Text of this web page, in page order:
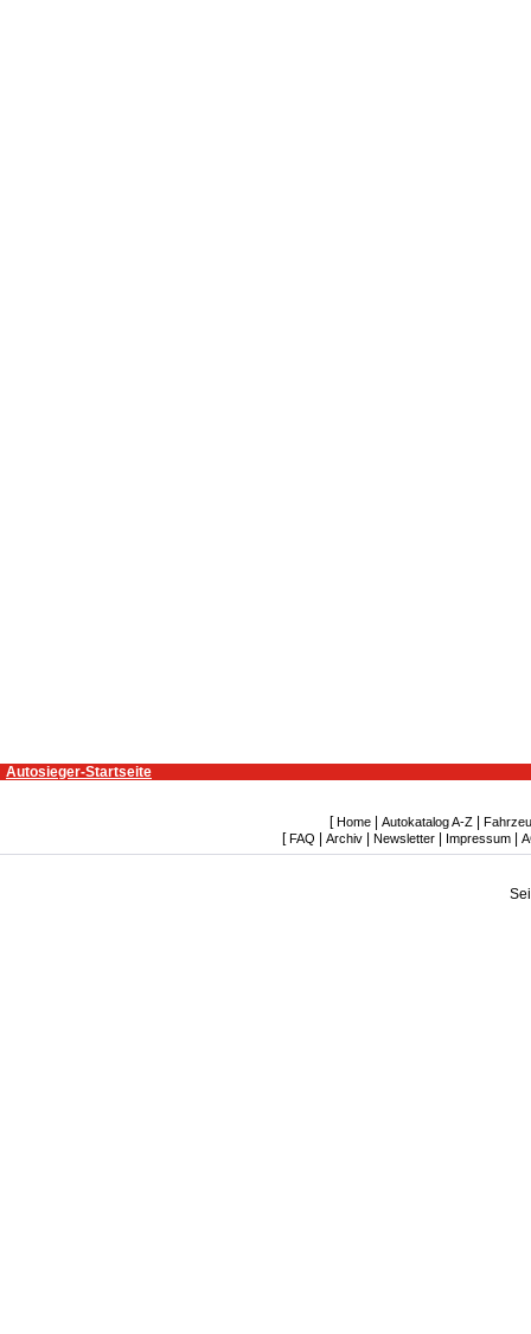
Autosieger-Startseite
[ Home Autokatalog A-Z
[ FAQ Archiv| Newsletter| Impressum|